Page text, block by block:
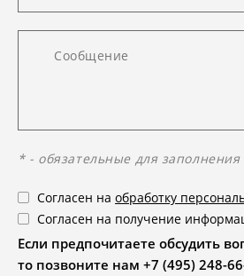
* - обязательные для заполнения
Согласен на обработку
Согласен на получение
Если предпочитаете обсудить
то позвоните нам +7 (495) 248-